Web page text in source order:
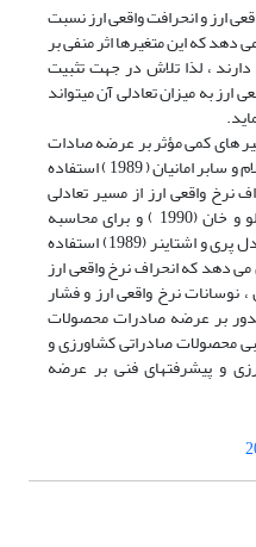
ارز و انحرافت واقعی ارز نسبت
دهد که این متغیرها اثر منفی بر
، لذا تلاش در جهت تثبیت
ارز به میزان تعادلی آن میتواند
های کمی مؤثر بر عرضه صادات
محصولات کشاورزی ، از مدل نورالاسلام و سابر امانیان ( 1989 ) استفاده
نرخ واقعی ارز از مسیر تعادلی
بلند مدت آن ، از مدل کتانی و کارلو و خان (1990 ) و برای محاسبه
شاخص بی ثباتی نرخ واقعی ارز ، از مدل پری و اشتاینر (1989) استفاده
دهد که انحراف نرخ واقعی ارز
نرخ واقعی ارز و فشار
بر عرضه صادرات محصولات
محصولات صادراتی کشاورزی و
و پیشرفتهای فنی بر عرضه